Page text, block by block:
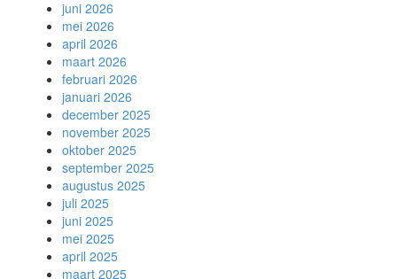
juni 2026
mei 2026
april 2026
maart 2026
februari 2026
januari 2026
december 2025
november 2025
oktober 2025
september 2025
augustus 2025
juli 2025
juni 2025
mei 2025
april 2025
maart 2025